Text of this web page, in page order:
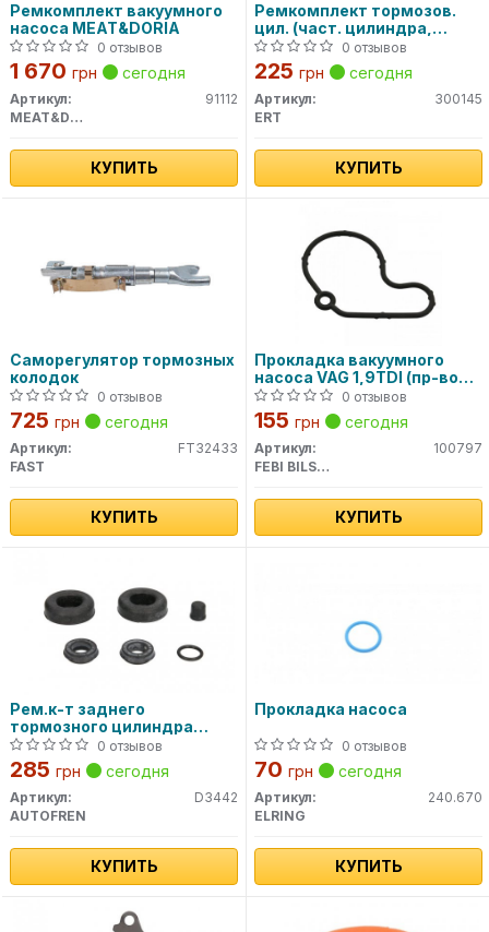
Ремкомплект вакуумного
насоса MEAT&DORIA
0 отзывов
1 670 грн сегодня
Артикул:
91112
MEAT&DORIA
КУПИТЬ
Ремкомплект тормозов.
цил. (част. цилиндра,
уплотн..)
0 отзывов
225 грн сегодня
Артикул:
300145
ERT
КУПИТЬ
Саморегулятор тормозных
колодок
0 отзывов
725 грн сегодня
Артикул:
FT32433
FAST
КУПИТЬ
Прокладка вакуумного
насоса VAG 1,9TDI (пр-во
FEBI)
0 отзывов
155 грн сегодня
Артикул:
100797
FEBI BILSTEIN
КУПИТЬ
Рем.к-т заднего
тормозного цилиндра
D3442 AUTOFREN
0 отзывов
285 грн сегодня
Артикул:
D3442
AUTOFREN
КУПИТЬ
Прокладка насоса
0 отзывов
70 грн сегодня
Артикул:
240.670
ELRING
КУПИТЬ